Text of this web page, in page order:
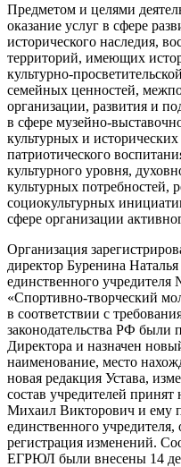
Предметом и целями
оказание услуг в сфере
исторического наследия,
территорий, имеющих
культурно-
семейных ценностей,
организации, развития и
в сфере музейно-
культурных и
патриотического
культурного уровня,
культурных потребностей,
социокультурных
сфере организации
Организация
директор Буренина
единственного
«Спортивно-творческий
в соответствии с
законодательства РФ
Директора и назначен
наименование, место
новая редакция Устава,
состав учредителей
Михаил Викторович и ему
единственного учредителя,
регистрация изменений.
ЕГРЮЛ были внесены 14